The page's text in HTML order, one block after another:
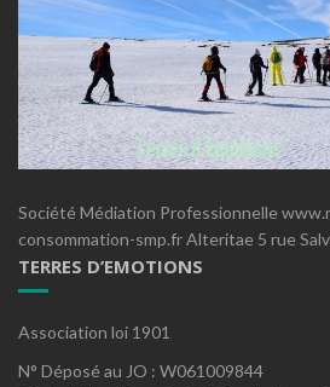
Société Médiation Professionnelle
consommation-smp.fr Alteritae 5 rue
TERRES D’EMOTIONS
Association loi 1901
N° Déposé au JO : W061009844